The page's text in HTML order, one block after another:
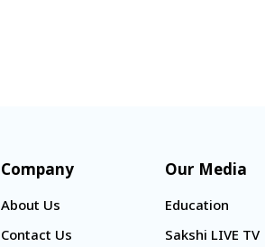
Company
About Us
Contact Us
Our Media
Education
Sakshi LIVE TV